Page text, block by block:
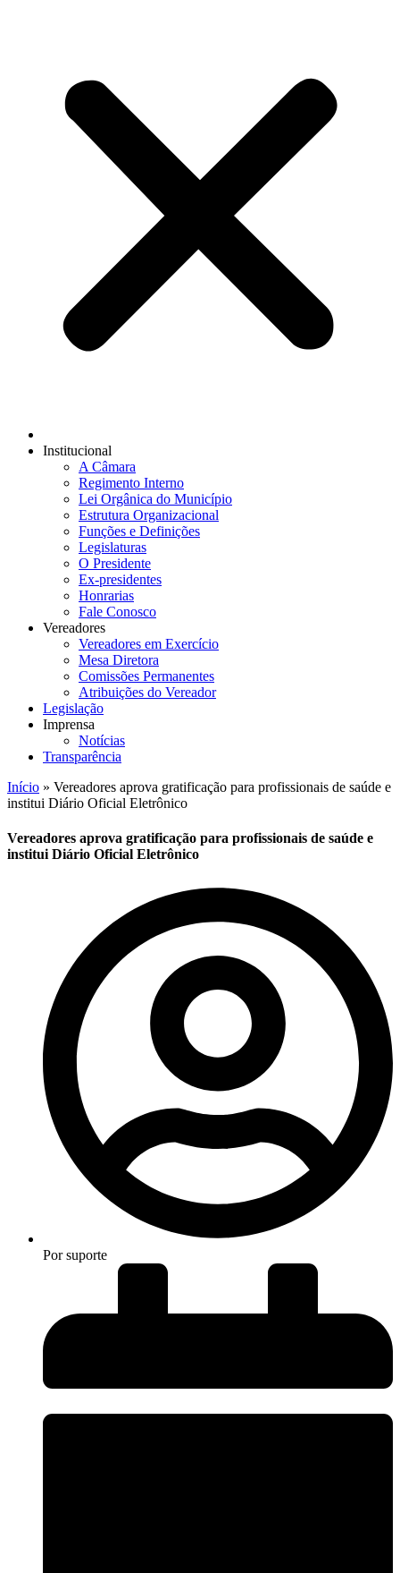
Institucional
A Câmara
Regimento Interno
Lei Orgânica do Município
Estrutura Organizacional
Funções e Definições
Legislaturas
O Presidente
Ex-presidentes
Honrarias
Fale Conosco
Vereadores
Vereadores em Exercício
Mesa Diretora
Comissões Permanentes
Atribuições do Vereador
Legislação
Imprensa
Notícias
Transparência
Início » Vereadores aprova gratificação para profissionais de saúde e
institui Diário Oficial Eletrônico
Vereadores aprova gratificação para profissionais de saúde e
institui Diário Oficial Eletrônico
Porsuporte